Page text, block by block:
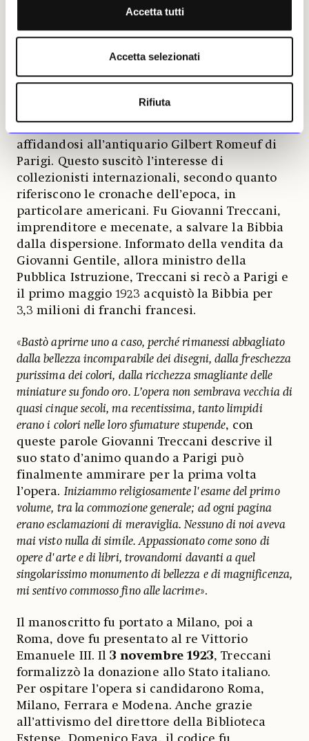
Accetta tutti
Accetta selezionati
Rifiuta
beni, ma tre codici miniati, tra cui la Bibbia,
furono trattenuti dagli Asburgo. Dopo la
dell’Impero austro-ungarico, l’arciduca Carlo
I, in esilio in Svizzera, portò con sé la Bibbia.
affidandosi all’antiquario Gilbert Romeuf di
Parigi. Questo suscitò l’interesse di
collezionisti internazionali, secondo quanto
riferiscono le cronache dell’epoca, in
particolare americani. Fu Giovanni Treccani,
imprenditore e mecenate, a salvare la Bibbia
dalla dispersione. Informato della vendita da
Giovanni Gentile, allora ministro della
Pubblica Istruzione, Treccani si recò a Parigi e
il primo maggio 1923 acquistò la Bibbia per
3,3 milioni di franchi francesi.
«Bastò aprirne uno a caso, perché rimanessi abbagliato
dalla bellezza incomparabile dei disegni, dalla freschezza
purissima dei colori, dalla ricchezza smagliante delle
miniature su fondo oro. L’opera non sembrava vecchia di
quasi cinque secoli, ma recentissima, tanto limpidi
erano i colori nelle loro sfumature stupende, con
queste parole Giovanni Treccani descrive il
suo stato d’animo quando a Parigi può
finalmente ammirare per la prima volta
l’opera.Iniziammo religiosamente l'esame del primo
volume, tra la commozione generale; ad ogni pagina
erano esclamazioni di meraviglia. Nessuno di noi aveva
mai visto nulla di simile. Appassionato come sono di
opere d'arte e di libri, trovandomi davanti a quel
singolarissimo monumento di bellezza e di magnificenza,
mi sentivo commosso fino alle lacrime».
Il manoscritto fu portato a Milano, poi a
Roma, dove fu presentato al re Vittorio
Emanuele III. Il3 novembre 1923, Treccani
formalizzò la donazione allo Stato italiano.
Per ospitare l’opera si candidarono Roma,
Milano, Ferrara e Modena. Anche grazie
all’attivismo del direttore della Biblioteca